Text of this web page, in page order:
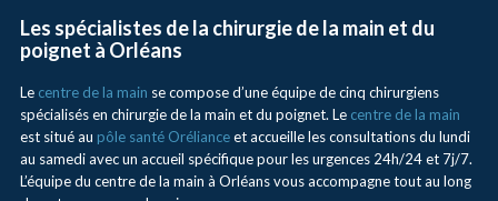
Les spécialistes de la chirurgie de la main et du
poignet à Orléans
Le centre de la main se compose d’une équipe de cinq chirurgiens
spécialisés en chirurgie de la main et du poignet. Le centre de la main
est situé au pôle santé Orélianceet accueille les consultations du lundi
au samedi avec un accueil spécifique pour les urgences 24h/24 et 7j/7.
L’équipe du centre de la main à Orléans vous accompagne tout au long